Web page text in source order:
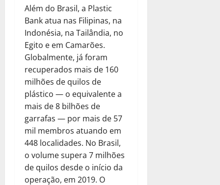
Além do Brasil, a Plastic
Bank atua nas Filipinas, na
Indonésia, na Tailândia, no
Egito e em Camarões.
Globalmente, já foram
recuperados mais de 160
milhões de quilos de
plástico — o equivalente a
mais de 8 bilhões de
garrafas — por mais de 57
mil membros atuando em
448 localidades. No Brasil,
o volume supera 7 milhões
de quilos desde o início da
operação, em 2019. O